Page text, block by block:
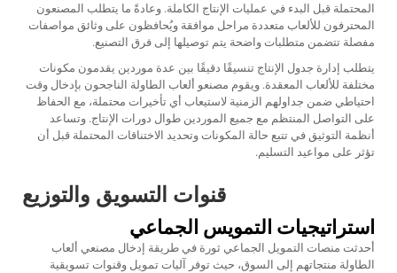
المحتملة قبل البدء في عمليات الإنتاج الكاملة. وعادةً ما يتطلب المصنعون
المحترفون للألعاب متعددة مراحل موافقة ويُحافظون على وثائق مواصفات
مفصلة تتضمن متطلبات واضحة يتم توصيلها إلى فرق التصنيع.
يتطلب إدارة جدول الإنتاج تنسيقًا دقيقًا بين عدة موردين يقدمون مكونات
مختلفة للألعاب المعقدة. ويقوم مصنعو ألعاب الطاولة الناجحون بإدخال وقت
احتياطي ضمن جداولهم الزمنية لاستيعاب أي تأخيرات محتملة، مع الحفاظ
على التواصل المنتظم مع جميع الموردين طوال دورات الإنتاج. وتساعد
أنظمة التوثيق في تتبع حالة المكونات وتحديد الاختناقات المحتملة قبل أن
تؤثر على مواعيد التسليم.
قنوات التسويق والتوزيع
استراتيجيات التمويس الجماعي
أحدثت منصات التمويل الجماعي ثورة في طريقة إدخال مصنعي ألعاب
الطاولة منتجاتهم إلى السوق، حيث توفر آليات تمويل وقنوات تسويقية